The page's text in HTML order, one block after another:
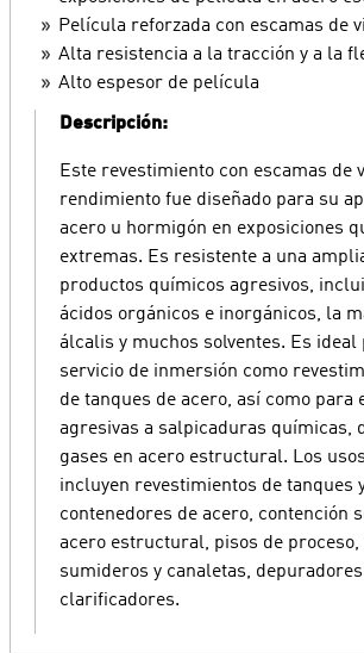
Película reforzada con escamas de
Alta resistencia a la tracción y a la
Alto espesor de película
Descripción:
Este revestimiento con escamas de
rendimiento fue diseñado para su
acero u hormigón en exposiciones
extremas. Es resistente a una
productos químicos agresivos,
ácidos orgánicos e inorgánicos, la
álcalis y muchos solventes. Es ideal
servicio de inmersión como
de tanques de acero, así como para
agresivas a salpicaduras químicas,
gases en acero estructural. Los
incluyen revestimientos de tanques
contenedores de acero, contención
acero estructural, pisos de
sumideros y canaletas,
clarificadores.